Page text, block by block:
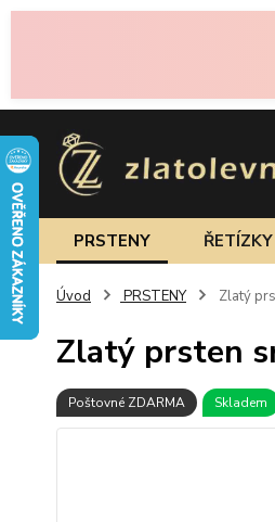
PRSTENY ŘETÍZKY
Úvod PRSTENY Zlatý
Zlatý prsten
Poštovné ZDARMA Skladem